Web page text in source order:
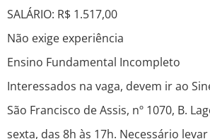
SALÁRIO: R$ 1.517,00
Não exige experiência
Ensino Fundamental Incompleto
Interessados na vaga, devem ir ao
São Francisco de Assis, nº 1070, B.
sexta, das 8h às 17h. Necessário